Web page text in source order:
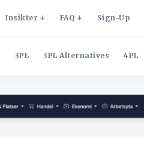
Insikter FAQ Sign-Up
3PL 3PL Alternatives 4PL